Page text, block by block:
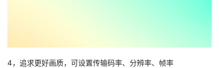
R
设
4，追求更好画质，可设置传输码率、分辨率、帧率